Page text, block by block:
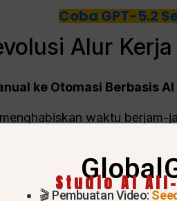
Coba GPT-5.2
Alur
ke Otomasi Berbasis AI
waktu
maksud pencarian
tinggi dan
Studio AI
🎬 Pembuatan Video: